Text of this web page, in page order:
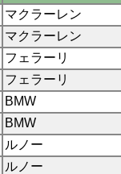
マクラーレン
マクラーレン
フェラーリ
フェラーリ
BMW
BMW
ルノー
ルノー